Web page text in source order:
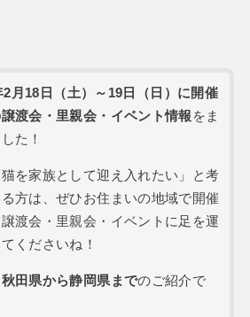
2月18日（土）～19日（日）に開催
渡会・里親会・イベント情報 をま
た！
猫を家族として迎え入れたい」と考
方は、ぜひお住まいの地域で開催
渡会・里親会・イベントに足を運
くださいね！
秋田県から静岡県までのご紹介で